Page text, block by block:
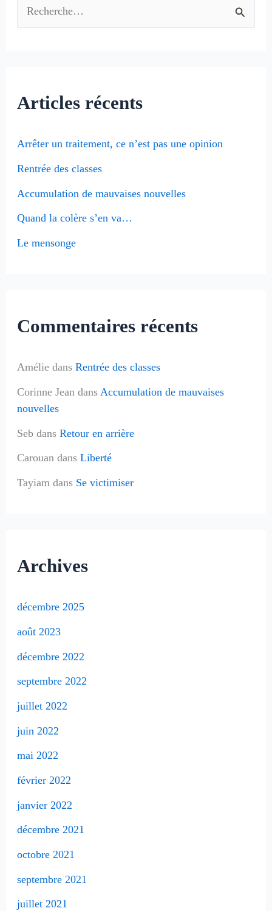
e
c
h
e
r
Articles récents
Arrêter un traitement, ce n’est pas une opinion
Rentrée des classes
Accumulation de mauvaises nouvelles
Quand la colère s’en va…
Le mensonge
Commentaires récents
Amélie dansRentrée des classes
Corinne Jean dansAccumulation de mauvaises
nouvelles
Seb dansRetour en arrière
Carouan dansLiberté
Tayiam dans Se victimiser
Archives
décembre 2025
août 2023
décembre 2022
septembre 2022
juillet 2022
juin 2022
mai 2022
février 2022
janvier 2022
décembre 2021
octobre 2021
septembre 2021
juillet 2021